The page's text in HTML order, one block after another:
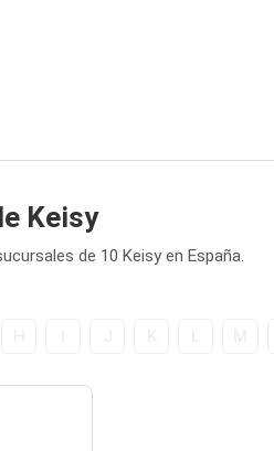
Keisy
de 10 Keisy en España.